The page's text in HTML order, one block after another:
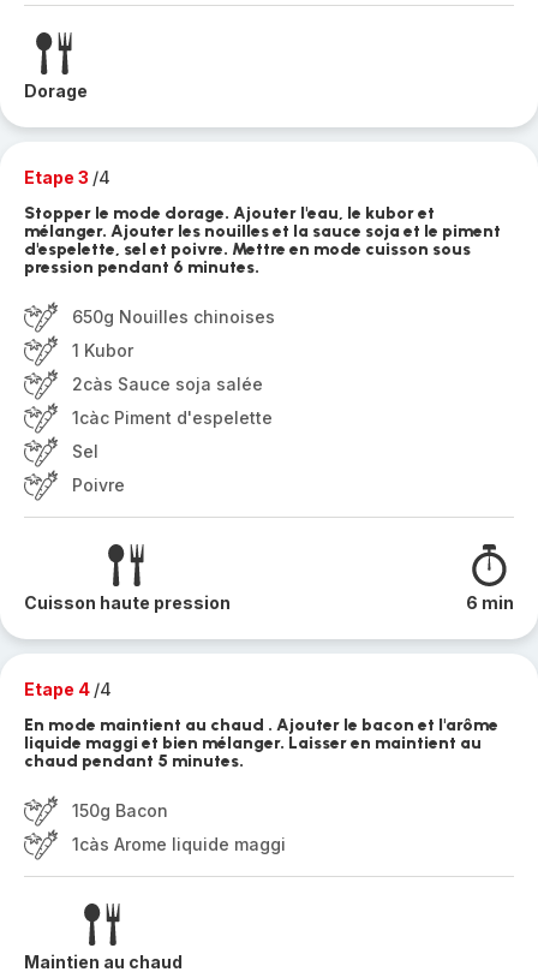
Dorage
Etape 3 /4
Stopper le mode dorage. Ajouter l'eau, le kubor et
mélanger. Ajouter les nouilles et la sauce soja et le piment
d'espelette, sel et poivre. Mettre en mode cuisson sous
pression pendant 6 minutes.
650g Nouilles chinoises
1 Kubor
2càs Sauce soja salée
1càc Piment d'espelette
Sel
Poivre
Cuisson haute pression 6 min
Etape 4 /4
En mode maintient au chaud . Ajouter le bacon et l'arôme
liquide maggi et bien mélanger. Laisser en maintient au
chaud pendant 5 minutes.
150g Bacon
1càs Arome liquide maggi
Maintien au chaud